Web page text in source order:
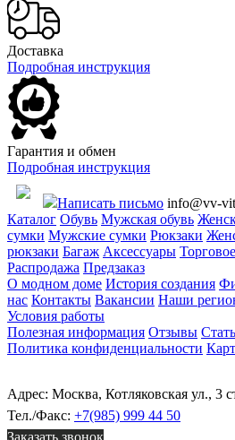
Доставка
Подробная инструкция
Гарантия и обмен
Подробная инструкция
Написать письмо info@vv-
Каталог Обувь Мужская обувь
сумки Мужские сумки Рюкзаки
рюкзаки Багаж Аксессуары
Распродажа Предзаказ
О модном доме История создания
нас Контакты Вакансии Наши
Условия работы
Полезная информация Отзывы
Политика конфиденциальности
Адрес: Москва, Котляковская ул., 3
Тел./Факс: +7(985) 999 44 50
Заказать звонок